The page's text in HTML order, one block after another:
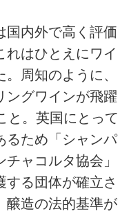
国内外で高く評価
れはひとえにワイ
周知のように、
ングワインが飛躍
と。英国にとって
るため「シャンパ
ャコルタ協会」
する団体が確立さ
醸造の法的基準が